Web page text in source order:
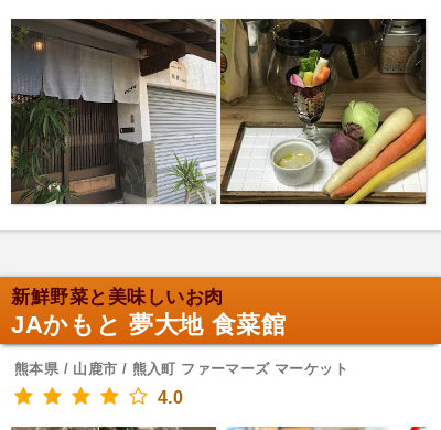
新鮮野菜と美味しいお肉
JAかもと 夢大地 食菜館
熊本県 / 山鹿市 / 熊入町 ファーマーズ マーケット
4.0